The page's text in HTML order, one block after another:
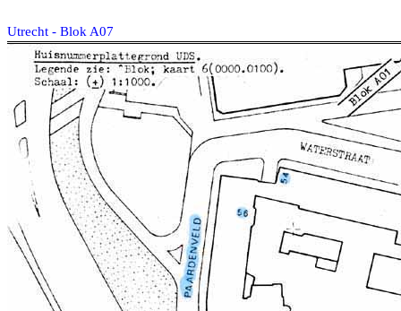
Utrecht - Blok A07